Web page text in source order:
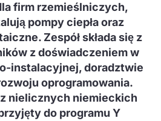
firm rzemieślniczych,
pompy ciepła oraz
Zespół składa się z
z doświadczeniem w
instalacyjnej, doradztwie
oprogramowania.
nielicznych niemieckich
do programu Y